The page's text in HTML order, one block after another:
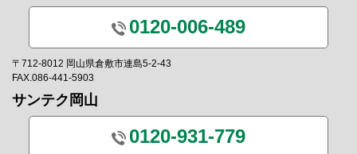
0120-006-489
〒712-8012 岡山県倉敷市連島5-2-43
FAX.086-441-5903
サンテク岡山
0120-931-779